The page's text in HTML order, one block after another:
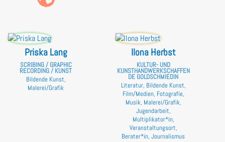
Priska Lang
SCRIBING / GRAPHIC
RECORDING / KUNST
Bildende Kunst,
Malerei/Grafik
Ilona Herbst
KULTUR- UND
KUNSTHANDWERKSCHAFFEN
DE GOLDSCHMIEDIN
Literatur, Bildende Kunst,
Film/Medien, Fotografie,
Musik, Malerei/Grafik,
Jugendarbeit,
Multiplikator*in,
Veranstaltungsort,
Berater*in, Journalismus